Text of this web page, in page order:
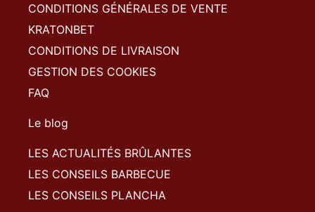
CONDITIONS GÉNÉRALES DE VENTE
KRATONBET
CONDITIONS DE LIVRAISON
GESTION DES COOKIES
FAQ
Le blog
LES ACTUALITÉS BRÛLANTES
LES CONSEILS BARBECUE
LES CONSEILS PLANCHA